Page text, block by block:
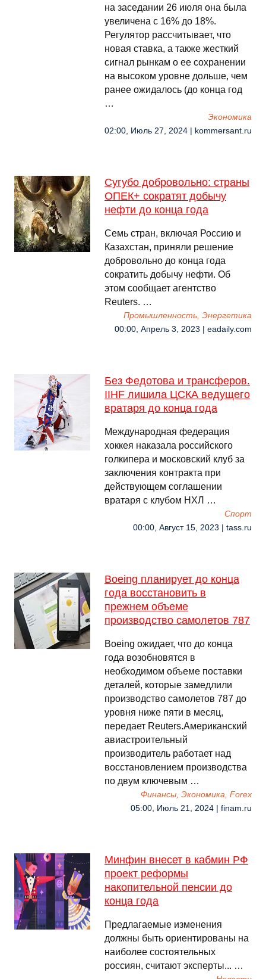
на заседании 26 июля она была
увеличена с 16% до 18%.
Регулятор рассчитывает, что
новая ставка, а также жесткий
сигнал рынкам о ее сохранении
на высоком уровне дольше, чем
ранее ожидалось (до конца год
…
Экономика
02:00, Июль 27, 2024 | kommersant.ru
Сугубо добровольно: страны
ОПЕК+ сократят добычу
нефти до конца года
Семь стран, включая Россию и
Казахстан, приняли решение
добровольно до конца года
сократить добычу нефти. Об
этом сообщает агентство
Reuters. …
Промышленность, Энергетика
00:00, Апрель 3, 2023 | eadaily.com
Без Федотова и трансферов.
IIHF лишила ЦСКА ведущего
вратаря до конца года
Международная федерация
хоккея наказала российского
голкипера и московский клуб за
заключения контракта при
действующем соглашении
вратаря с клубом НХЛ …
Спорт
00:00, Август 15, 2023 | tass.ru
Boeing планирует до конца
года восстановить в
прежнем объеме
производство самолетов 787
Boeing ожидает, что до конца
года возобновятся в
необходимом объеме поставки
деталей, которые замедлили
производство самолетов 787 до
уровня ниже пяти в месяц,
передает Reuters.Американский
авиастроительный
производитель работает над
восстановлением производства
по двум ключевым …
Финансы, Экономика, Forex
05:00, Июль 21, 2024 | finam.ru
Минфин внесет в кабмин РФ
проект реформы
накопительной пенсии до
конца года
Предлагаемые изменения
должны быть ориентированы на
наиболее состоятельных
россиян, считают эксперты... …